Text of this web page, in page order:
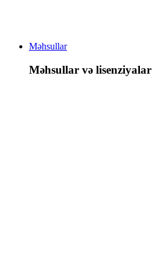
Məhsullar
Məhsullar və lisenziyalar